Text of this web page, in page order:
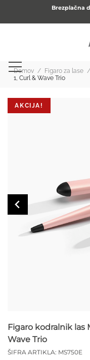
Brezplačna
Domov / Figaro za lase /
1, Curl & Wave Trio
AKCIJA!
Figaro kodralnik las
Wave Trio
ŠIFRA ARTIKLA: MS750E